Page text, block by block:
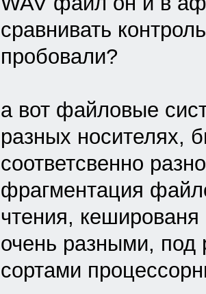
сравнивать
пробовали?
а вот файловые
разных носителях,
соответсвенно
фрагментация
чтения, кешированя
очень разными,
сортами